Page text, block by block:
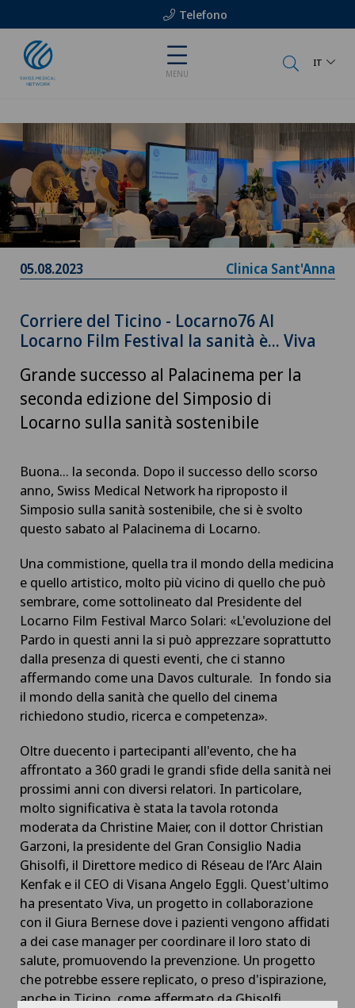
Telefono
MENU
IT
05.08.2023 Clinica Sant'Anna
Corriere del Ticino - Locarno76 Al
Locarno Film Festival la sanità è... Viva
Grande successo al Palacinema per la
seconda edizione del Simposio di
Locarno sulla sanità sostenibile
Buona... la seconda. Dopo il successo dello scorso
anno, Swiss Medical Network ha riproposto il
Simposio sulla sanità sostenibile, che si è svolto
questo sabato al Palacinema di Locarno.
Una commistione, quella tra il mondo della medicina
e quello artistico, molto più vicino di quello che può
sembrare, come sottolineato dal Presidente del
Locarno Film Festival Marco Solari: «L'evoluzione del
Pardo in questi anni la si può apprezzare soprattutto
dalla presenza di questi eventi, che ci stanno
affermando come una Davos culturale. In fondo sia
il mondo della sanità che quello del cinema
richiedono studio, ricerca e competenza».
Oltre duecento i partecipanti all'evento, che ha
affrontato a 360 gradi le grandi sfide della sanità nei
prossimi anni con diversi relatori. In particolare,
molto significativa è stata la tavola rotonda
moderata da Christine Maier, con il dottor Christian
Garzoni, la presidente del Gran Consiglio Nadia
Ghisolfi, il Direttore medico di Réseau de l’Arc Alain
Kenfak e il CEO di Visana Angelo Eggli. Quest'ultimo
ha presentato Viva, un progetto in collaborazione
con il Giura Bernese dove i pazienti vengono affidati
a dei case manager per coordinare il loro stato di
salute, promuovendo la prevenzione. Un progetto
che potrebbe essere replicato, o preso d'ispirazione,
anche in Ticino, come affermato da Ghisolfi.